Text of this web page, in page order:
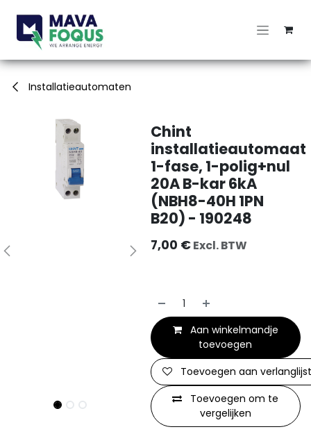
Installatieautomaten
Chint
installatieautomaat
1-fase, 1-polig+nul
20A B-kar 6kA
(NBH8-40H 1PN
B20) - 190248
7,00 €Excl. BTW
Aan winkelmandje
toevoegen
Toevoegen om te
vergelijken
Toevoegen aan verlanglijst